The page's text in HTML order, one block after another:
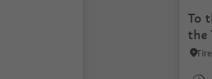
To
the